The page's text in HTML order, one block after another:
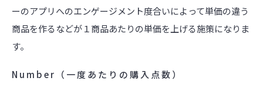
ーのアプリへのエンゲージメント度合いによって単価の違う
商品を作るなどが１商品あたりの単価を上げる施策になりま
す。
Number（一度あたりの購入点数）